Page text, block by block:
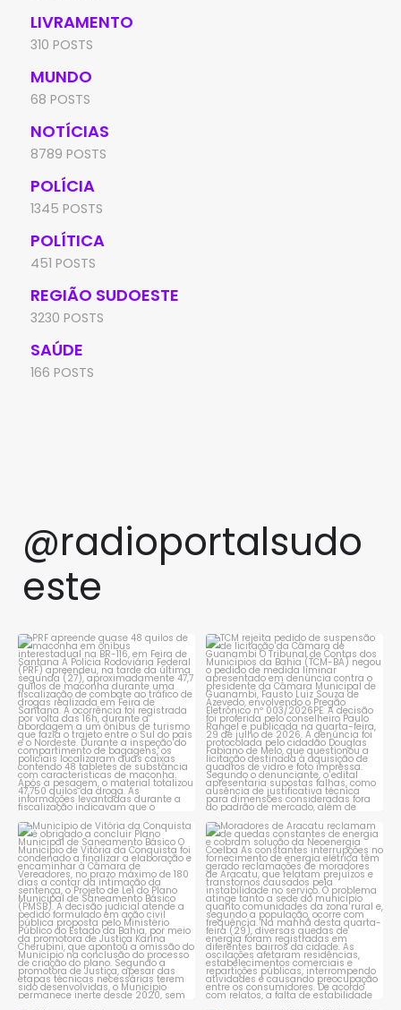
LIVRAMENTO
310 POSTS
MUNDO
68 POSTS
NOTÍCIAS
8789 POSTS
POLÍCIA
1345 POSTS
POLÍTICA
451 POSTS
REGIÃO SUDOESTE
3230 POSTS
SAÚDE
166 POSTS
@radioportalsudo
este
PRF apreende quase 48 quilos
de maconha em ônibus...
1 0
TCM rejeita pedido de
suspensão de licitação da...
1 0
Município de Vitória da
Conquista é obrigado a...
1 0
Moradores de Aracatu
reclamam de quedas
constantes ...
1 0